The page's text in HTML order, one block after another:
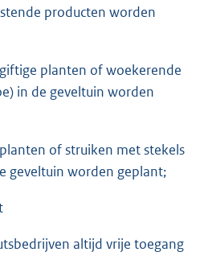
producten worden
planten of woekerende
in de geveltuin worden
of struiken met stekels
geveltuin worden geplant;
altijd vrije toegang